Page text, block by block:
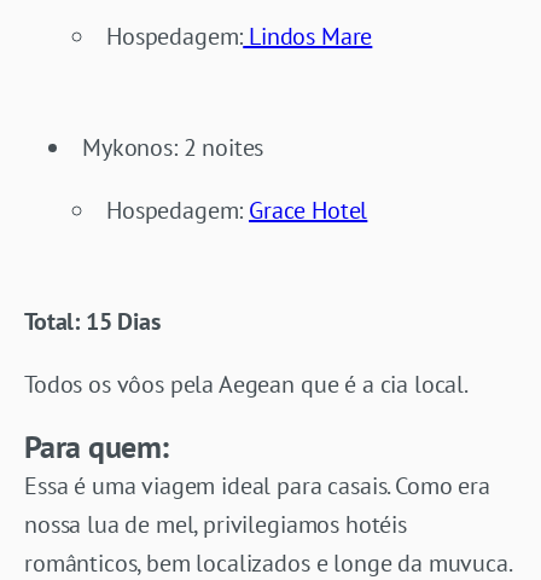
Hospedagem: Lindos Mare
Mykonos: 2 noites
Hospedagem: Grace Hotel
Total: 15 Dias
Todos os vôos pela Aegean que é a cia local.
Para quem:
Essa é uma viagem ideal para casais. Como era
nossa lua de mel, privilegiamos hotéis
românticos, bem localizados e longe da muvuca.